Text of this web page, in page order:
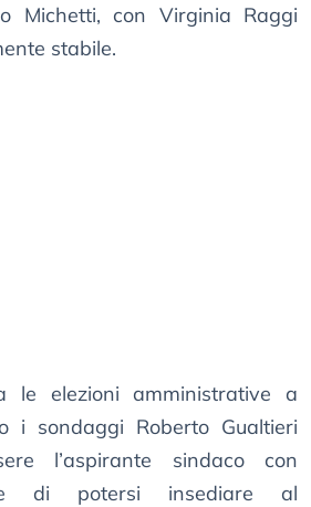
Michetti, con Virginia Raggi
stabile.
le elezioni amministrative a
i sondaggi Roberto Gualtieri
l’aspirante sindaco con
di potersi insediare al